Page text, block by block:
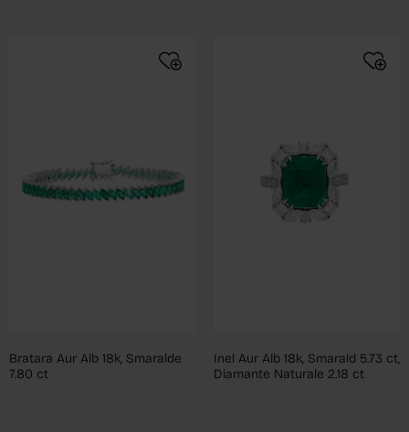
Bratara Aur Alb 18k, Smaralde
7.80 ct
Inel Aur Alb 18k, Smarald 5.73 ct,
Diamante Naturale 2.18 ct